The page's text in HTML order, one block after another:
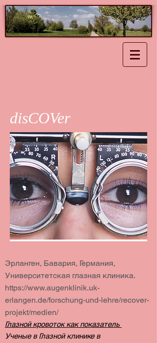
disCOVer
Эрланген, Бавария, Германия,
Университетская глазная клиника.
https://www.augenklinik.uk-
erlangen.de/forschung-und-lehre/recover-
projekt/medien/
Глазной кровоток как показатель
Ученые в Глазной клинике в